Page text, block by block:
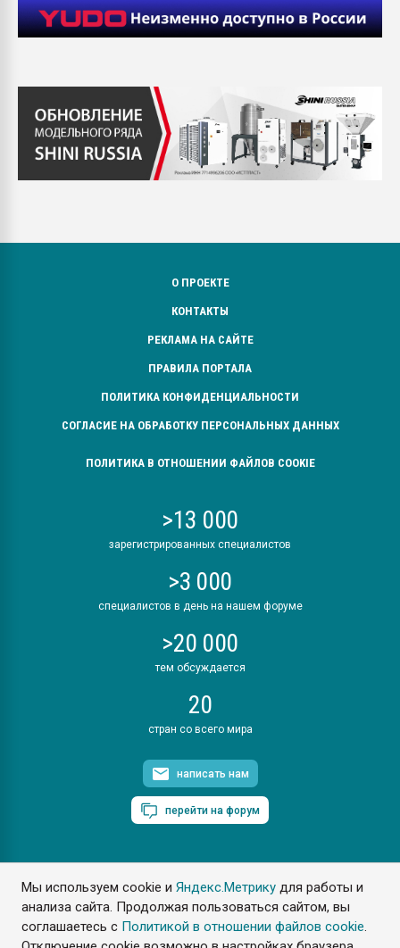
Мы используем cookie иЯндекс.Метрику для работы и
анализа сайта. Продолжая пользоваться сайтом, вы
соглашаетесь с Политикой в отношении файлов cookie.
О ПРОЕКТЕ
КОНТАКТЫ
РЕКЛАМА НА САЙТЕ
ПРАВИЛА ПОРТАЛА
ПОЛИТИКА КОНФИДЕНЦИАЛЬНОСТИ
СОГЛАСИЕ НА ОБРАБОТКУ ПЕРСОНАЛЬНЫХ ДАННЫХ
ПОЛИТИКА В ОТНОШЕНИИ ФАЙЛОВ COOKIE
>13 000
зарегистрированных специалистов
>3 000
специалистов в день на нашем форуме
>20 000
тем обсуждается
20
стран со всего мира
написать нам
перейти на форум
ПластЭксперт © 2006. Все права защищены
Разрешается копирование материалов сайта с обязательной
ссылкой на www.e-plastic.ru
Разработка сайта